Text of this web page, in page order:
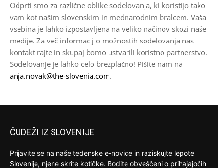
Odprti smo za različne oblike sodelovanja, ki koristijo tako
vam kot našim slovenskim in mednarodnim bralcem. Vaša
vsebina je lahko izpostavljena na veliko načinov skozi naše
medije. Za več informacij o možnostih sodelovanja nas
kontaktirajte in skupaj bomo ustvarili koristno partnerstvo.
Sodelovanje je lahko celo brezplačno! Pišite nam na
anja.novak@the-slovenia.com.
ČUDEŽI IZ SLOVENIJE
Prijavite se na naše tedenske e-novice in raziskujte lepote
Slovenije, njene skrite kotičke. Bodite obveščeni o prihajajočih